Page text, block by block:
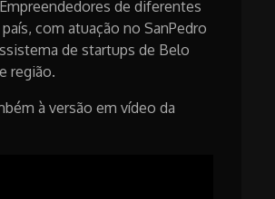
Empreendedores de diferentes
com atuação no SanPedro
de startups de Belo
região.
à versão em vídeo da